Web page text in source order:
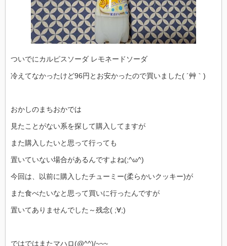
ついでにカルピスソーダ レモネードソーダ
冷えてなかったけど96円とお安かったので買いました( ´艸｀)
おかしのまちおかでは
見たことがない系を探して購入してますが
また購入したいと思って行っても
置いていない場合があるんですよね(;^ω^)
今回は、以前に購入したチューミー(柔らかいクッキー)が
また食べたいなと思って買いに行ったんですが
置いてありませんでした～残念( ;∀;)
ではではまたマハロ(@^^)/~~~